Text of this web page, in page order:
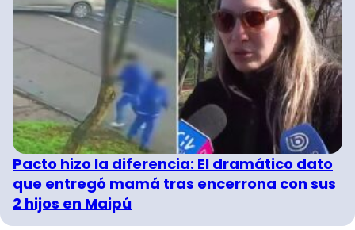
Pacto hizo la diferencia: El dramático dato
que entregó mamá tras encerrona con sus
2 hijos en Maipú